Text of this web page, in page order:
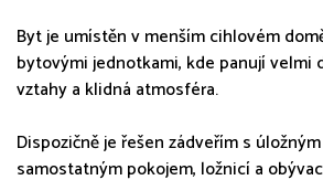
Byt je umístěn v menším cihlovém
bytovými jednotkami, kde panují velmi
vztahy a klidná atmosféra.
Dispozičně je řešen zádveřím s
samostatným pokojem, ložnicí a